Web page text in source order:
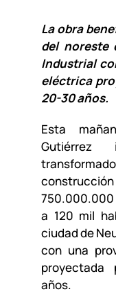
La obra
del noreste
Industrial
eléctrica
20-30 años.
Esta
Gutiérrez
a 120 mil
ciudad de
con una
proyectada
años.